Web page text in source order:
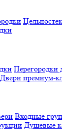
Перегородки
Двери премиум-
Входные
Душевые